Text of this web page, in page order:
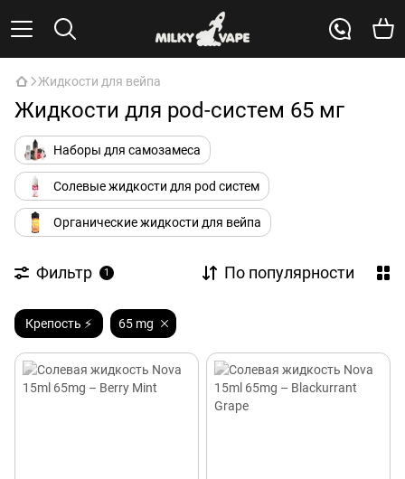
Жидкости для вейпа
Жидкости для pod-систем 65 мг
Наборы для самозамеса
Солевые жидкости для pod систем
Органические жидкости для вейпа
Фильтр 1 По популярности
Крепость ⚡ 65 mg